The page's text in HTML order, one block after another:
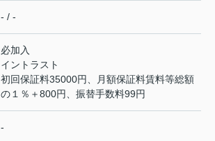
- / -
必加入
イントラスト
初回保証料35000円、月額保証料賃料等総額
の１％＋800円、振替手数料99円
-